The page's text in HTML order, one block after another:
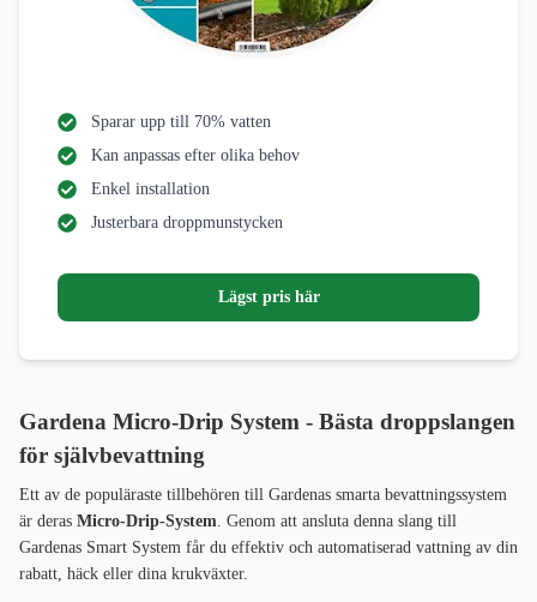
Sparar upp till 70% vatten
Kan anpassas efter olika behov
Enkel installation
Justerbara droppmunstycken
Lägst pris här
Gardena Micro-Drip System - Bästa droppslangen
för självbevattning
Ett av de populäraste tillbehören till Gardenas smarta bevattningssystem
är deras Micro-Drip-System . Genom att ansluta denna slang till
Gardenas Smart System får du effektiv och automatiserad vattning av din
rabatt, häck eller dina krukväxter.